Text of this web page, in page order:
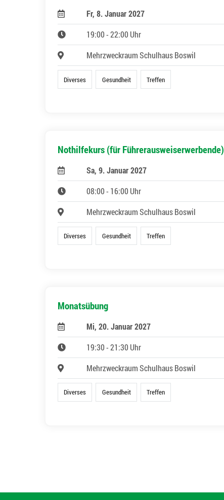
Fr, 8. Januar 2027
19:00 - 22:00 Uhr
Mehrzweckraum Schulhaus Boswil
Diverses Gesundheit Treffen
Nothilfekurs (für Führerausweiserwerbende)
Sa, 9. Januar 2027
08:00 - 16:00 Uhr
Mehrzweckraum Schulhaus Boswil
Diverses Gesundheit Treffen
Monatsübung
Mi, 20. Januar 2027
19:30 - 21:30 Uhr
Mehrzweckraum Schulhaus Boswil
Diverses Gesundheit Treffen